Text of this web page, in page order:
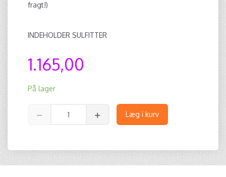
fragt!)
INDEHOLDER SULFITTER
1.165,00
På lager
Læg i kurv